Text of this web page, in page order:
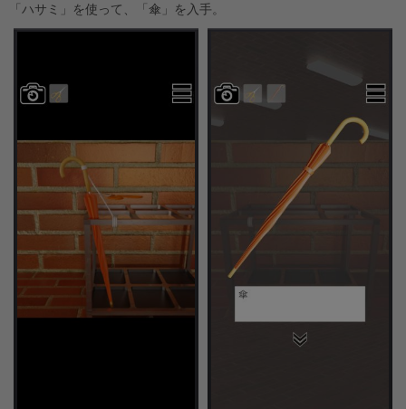
「ハサミ」を使って、「傘」を入手。